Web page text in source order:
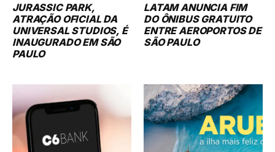
JURASSIC PARK,
ATRAÇÃO OFICIAL DA
UNIVERSAL STUDIOS, É
INAUGURADO EM SÃO
PAULO
LATAM ANUNCIA FIM
DO ÔNIBUS GRATUITO
ENTRE AEROPORTOS DE
SÃO PAULO